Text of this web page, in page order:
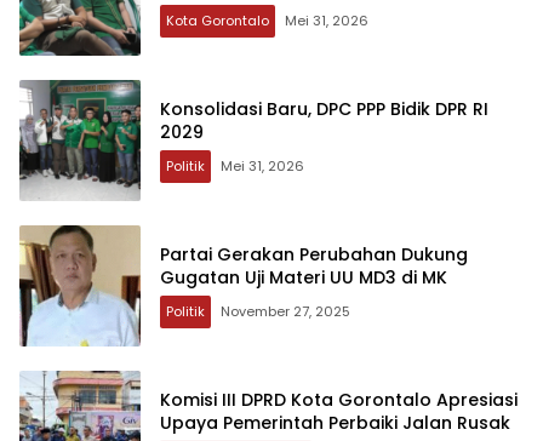
Kota Gorontalo Mei 31, 2026
Konsolidasi Baru, DPC PPP Bidik DPR RI
2029
Politik Mei 31, 2026
Partai Gerakan Perubahan Dukung
Gugatan Uji Materi UU MD3 di MK
Politik November 27, 2025
Komisi III DPRD Kota Gorontalo Apresiasi
Upaya Pemerintah Perbaiki Jalan Rusak